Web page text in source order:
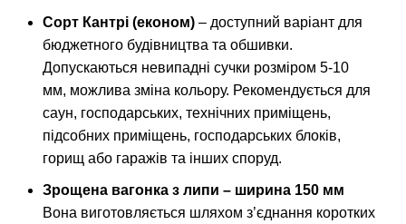
Сорт Кантрі (економ) – доступний варіант для
бюджетного будівництва та обшивки.
Допускаються невипадні сучки розміром 5-10
мм, можлива зміна кольору. Рекомендується для
саун, господарських, технічних приміщень,
підсобних приміщень, господарських блоків,
горищ або гаражів та інших споруд.
Зрощена вагонка з липи – ширина 150 мм
Вона виготовляється шляхом з’єднання коротких